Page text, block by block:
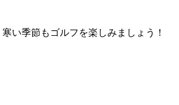
い季節もゴルフを楽しみましょう！